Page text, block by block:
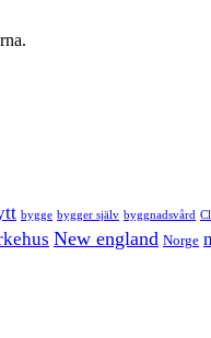
bygge bygger själv byggnadsvård
New england Norge